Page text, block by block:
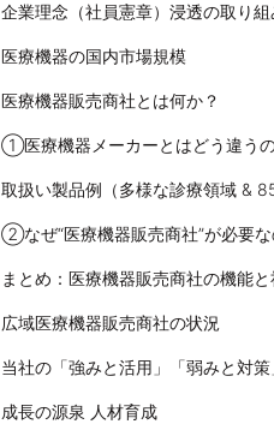
企業理念（社員憲章）浸透の取り組
医療機器の国内市場規模
医療機器販売商社とは何か？
①医療機器メーカーとはどう違う
②なぜ“医療機器販売商社”が必要な
広域医療機器販売商社の状況
当社の「強みと活用」「弱みと対策
成長の源泉 人材育成